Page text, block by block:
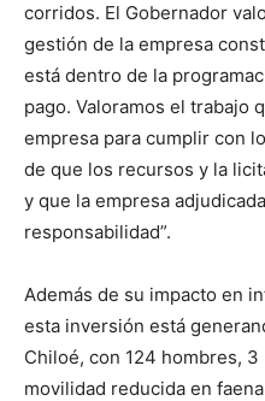
corridos. El Gobernador
gestión de la empresa
está dentro de la
pago. Valoramos el trabajo
empresa para cumplir con
de que los recursos y la
y que la empresa
responsabilidad”.
Además de su impacto en
esta inversión está
Chiloé, con 124 hombres,
movilidad reducida en